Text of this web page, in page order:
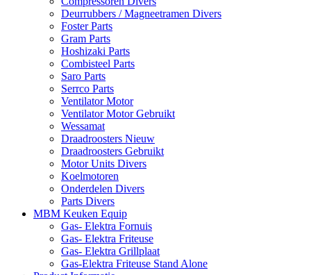
Deurrubbers / Magneetramen Divers
Foster Parts
Gram Parts
Hoshizaki Parts
Combisteel Parts
Saro Parts
Serrco Parts
Ventilator Motor
Ventilator Motor Gebruikt
Wessamat
Draadroosters Nieuw
Draadroosters Gebruikt
Motor Units Divers
Koelmotoren
Onderdelen Divers
Parts Divers
MBM Keuken Equip
Gas- Elektra Fornuis
Gas- Elektra Friteuse
Gas- Elektra Grillplaat
Gas-Elektra Friteuse Stand Alone